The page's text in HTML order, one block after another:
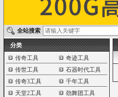
全站搜索
分类
传奇工具
奇迹工具
传世工具
石器时代工具
传奇3工具
千年工具
天堂2工具
劲舞团工具